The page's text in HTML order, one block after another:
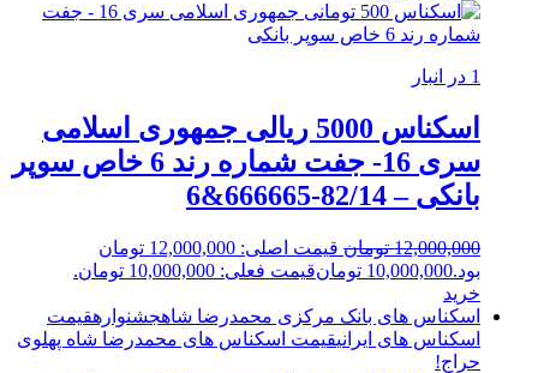
1 در انبار
اسکناس 5000 ریالی جمهوری اسلامی
سری 16- جفت شماره رند 6 خاص سوپر
بانکی – 82/14-666665&6
12,000,000 تومان
قیمت اصلی: 12,000,000 تومان
بود.10,000,000 تومانقیمت فعلی: 10,000,000 تومان.
خرید
اسکناس های بانک مرکزی محمدرضا شاهجشنوارهقیمت
اسکناس های ایرانیقیمت اسکناس های محمدرضا شاه پهلوی
حراج!